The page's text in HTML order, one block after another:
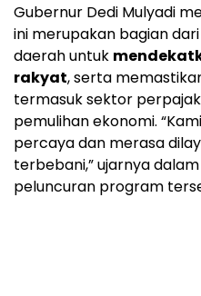
Gubernur Dedi Mulyadi
ini merupakan bagian
daerah untuk
rakyat, serta
termasuk sektor
pemulihan ekonomi.
percaya dan merasa
terbebani,” ujarnya
peluncuran program